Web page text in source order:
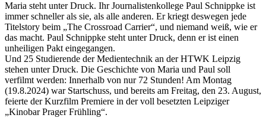
Maria steht unter Druck. Ihr Journalistenkollege Paul Schnippke ist
immer schneller als sie, als alle anderen. Er kriegt deswegen jede
Titelstory beim „The Crossroad Carrier“, und niemand weiß, wie er
das macht. Paul Schnippke steht unter Druck, denn er ist einen
unheiligen Pakt eingegangen.
Und 25 Studierende der Medientechnik an der HTWK Leipzig
stehen unter Druck. Die Geschichte von Maria und Paul soll
verfilmt werden: Innerhalb von nur 72 Stunden! Am Montag
(19.8.2024) war Startschuss, und bereits am Freitag, den 23. August,
feierte der Kurzfilm Premiere in der voll besetzten Leipziger
„Kinobar Prager Frühling“.